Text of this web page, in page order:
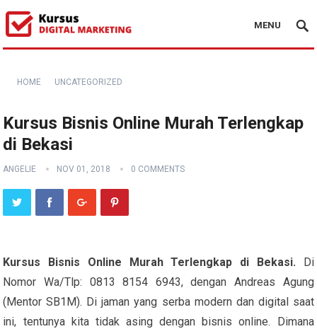
MENU
HOME UNCATEGORIZED
Kursus Bisnis Online Murah Terlengkap
di Bekasi
ANGELIE NOV 01, 2018 0 COMMENTS
Kursus Bisnis Online Murah Terlengkap di Bekasi. Di
Nomor Wa/Tlp: 0813 8154 6943, dengan Andreas Agung
(Mentor SB1M). Di jaman yang serba modern dan digital saat
ini, tentunya kita tidak asing dengan bisnis online. Dimana